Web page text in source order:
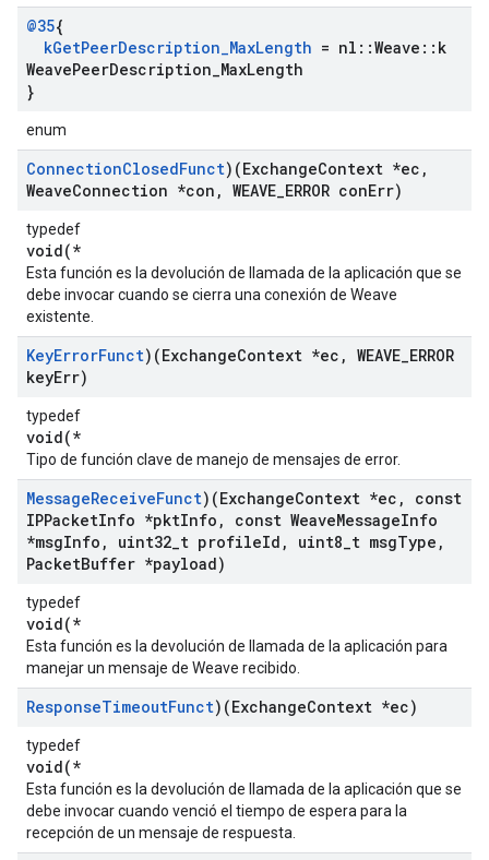
@35{
kGetPeerDescription_MaxLength = nl ::Weave :: k
WeavePeerDescription MaxLength
}
enum
ConnectionClosedFunct)(ExchangeContext *ec ,
WeaveConnection *con , WEAVE ERROR conErr)
typedef
void(*
Esta función es la devolución de llamada de la aplicación que se
debe invocar cuando se cierra una conexión de Weave
existente.
KeyErrorFunct)(ExchangeContext *ec , WEAVE ERROR
keyErr)
typedef
void(*
Tipo de función clave de manejo de mensajes de error.
MessageReceiveFunct)(ExchangeContext *ec ,
const
IPPacketInfo *pktInfo , const WeaveMessageInfo
*msgInfo , uint32 t profileId , uint8 t msgType ,
PacketBuffer *payload)
typedef
void(*
Esta función es la devolución de llamada de la aplicación para
manejar un mensaje de Weave recibido.
ResponseTimeoutFunct)(ExchangeContext *ec)
typedef
void(*
Esta función es la devolución de llamada de la aplicación que se
debe invocar cuando venció el tiempo de espera para la
recepción de un mensaje de respuesta.